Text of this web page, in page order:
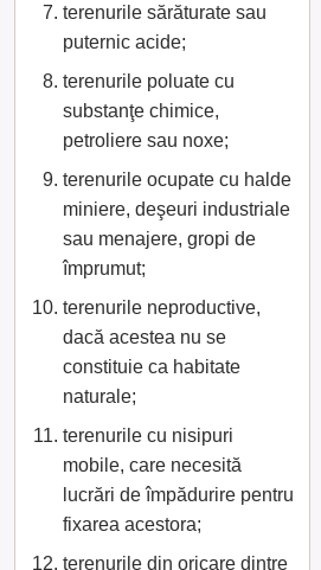
terenurile sărăturate sau
puternic acide;
terenurile poluate cu
substanţe chimice,
petroliere sau noxe;
terenurile ocupate cu halde
miniere, deşeuri industriale
sau menajere, gropi de
împrumut;
terenurile neproductive,
dacă acestea nu se
constituie ca habitate
naturale;
terenurile cu nisipuri
mobile, care necesită
lucrări de împădurire pentru
fixarea acestora;
terenurile din oricare dintre